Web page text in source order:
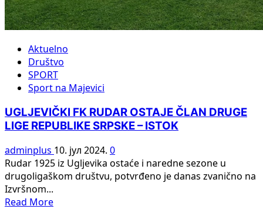
Aktuelno
Društvo
SPORT
Sport na Majevici
UGLJEVIČKI FK RUDAR OSTAJE ČLAN DRUGE
LIGE REPUBLIKE SRPSKE – ISTOK
adminplus 10. јул 2024. 0
Rudar 1925 iz Ugljevika ostaće i naredne sezone u
drugoligaškom društvu, potvrđeno je danas zvanično na
Izvršnom...
Read MoreRead